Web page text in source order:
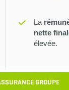
La
nette
élevée.
GROUPE